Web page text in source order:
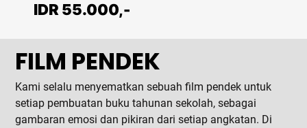
IDR 55.000,-
FILM PENDEK
Kami selalu menyematkan sebuah film pendek untuk
setiap pembuatan buku tahunan sekolah, sebagai
gambaran emosi dan pikiran dari setiap angkatan. Di